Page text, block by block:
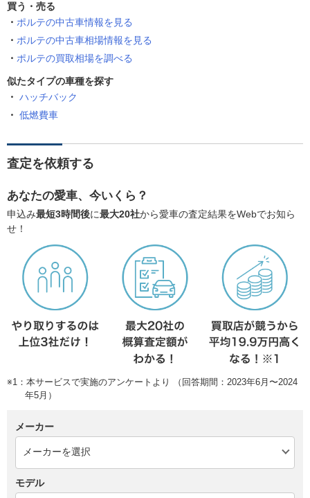
買う・売る
ポルテの中古車情報を見る
ポルテの中古車相場情報を見る
ポルテの買取相場を調べる
似たタイプの車種を探す
ハッチバック
低燃費車
査定を依頼する
あなたの愛車、今いくら？
申込み最短3時間後に最大20社から愛車の査定結果をWebでお知ら
せ！
※1：本サービスで実施のアンケートより （回答期間：2023年6月〜2024
年5月）
メーカー
モデル